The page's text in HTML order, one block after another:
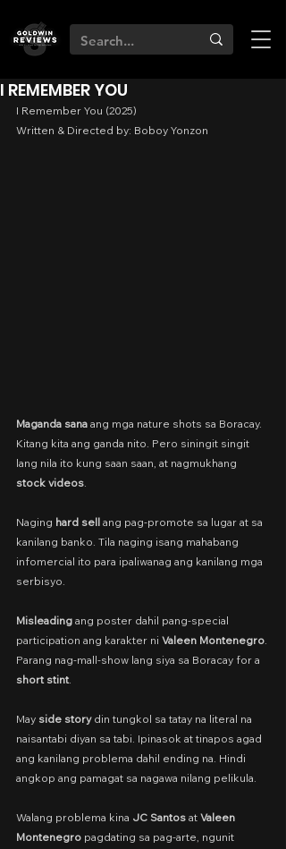
I REMEMBER YOU
I Remember You (2025)
Written & Directed by: Boboy Yonzon
Maganda sana ang mga nature shots sa Boracay.
Kitang kita ang ganda nito. Pero siningit singit
lang nila ito kung saan saan, at nagmukhang
stock videos.
Naging hard sell ang pag-promote sa lugar at sa
kanilang banko. Tila naging isang mahabang
infomercial ito para ipaliwanag ang kanilang mga
serbisyo.
Misleading ang poster dahil pang-special
participation ang karakter ni Valeen Montenegro.
Parang nag-mall-show lang siya sa Boracay for a
short stint.
May side story din tungkol sa tatay na literal na
naisantabi diyan sa tabi. Ipinasok at tinapos agad
ang kanilang problema dahil ending na. Hindi
angkop ang pamagat sa nagawa nilang pelikula.
Walang problema kina JC Santos at Valeen
Montenegro pagdating sa pag-arte, ngunit